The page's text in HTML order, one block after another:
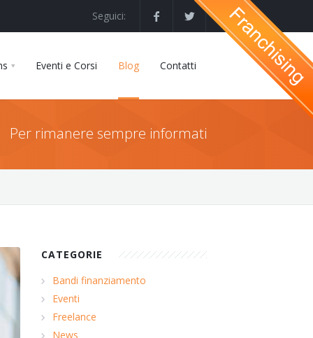
Seguici:
Eventi e Corsi Blog Contatti
Per rimanere sempre informati
CATEGORIE
Bandi finanziamento
Eventi
Freelance
News